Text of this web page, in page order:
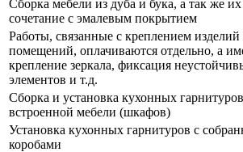
Сборка мебели из дуба и бука, а так же их
сочетание с эмалевым покрытием
Работы, связанные с креплением изделий
помещений, оплачиваются отдельно, а
крепление зеркала, фиксация
элементов и т.д.
Сборка и установка кухонных
встроенной мебели (шкафов)
Установка кухонных гарнитуров с
коробами